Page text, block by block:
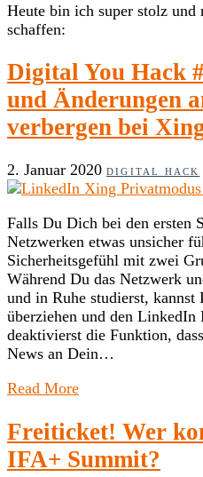
Heute bin ich super stolz und
schaffen:
Digital You Hack
und Änderungen
verbergen bei
2. Januar 2020 DIGITAL HACK
Falls Du Dich bei den ersten
Netzwerken etwas unsicher
Sicherheitsgefühl mit zwei
Während Du das Netzwerk
und in Ruhe studierst,
überziehen und den LinkedIn
deaktivierst die Funktion,
News an Dein…
Read More
Freiticket! Wer
IFA+ Summit?